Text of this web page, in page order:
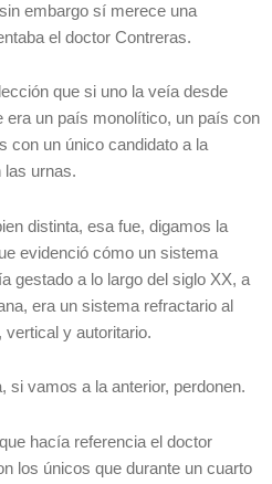
embargo sí merece una
el doctor Contreras.
que si uno la veía desde
era un país monolítico, un país con
con un único candidato a la
las urnas.
distinta, esa fue, digamos la
evidenció cómo un sistema
gestado a lo largo del siglo XX, a
era un sistema refractario al
y autoritario.
si vamos a la anterior, perdonen.
hacía referencia el doctor
los únicos que durante un cuarto